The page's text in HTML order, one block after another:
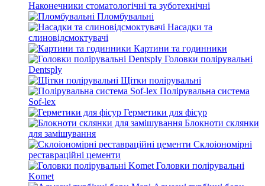
Наконечники стоматологічні та зуботехнічні
Пломбувальні
Насадки та
слиновідсмоктувачі
Картини та годинники
Головки полірувальні
Dentsply
Щітки полірувальні
Полірувальна система
Sof-lex
Герметики для фісур
Блокноти склянки
для замішування
Склоіономірні
реставраційні цементи
Головки полірувальні
Komet